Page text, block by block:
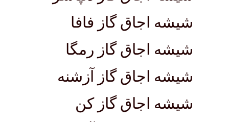
شیشه اجاق گاز فافا
شیشه اجاق گاز رمگا
شیشه اجاق گاز آزشنه
شیشه اجاق گاز کن